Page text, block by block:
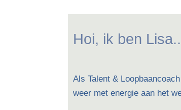
Hoi, ik ben
Als Talent &
weer met energie aan het